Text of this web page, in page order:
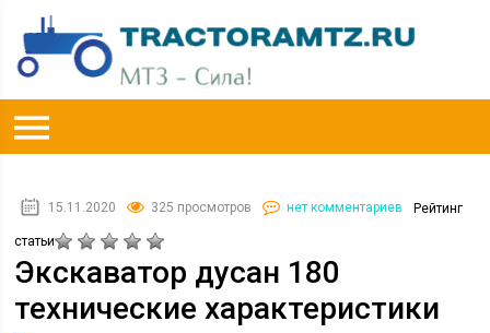
15.11.2020 325 просмотров нет комментариев Рейтинг
статьи
Экскаватор дусан 180
технические характеристики